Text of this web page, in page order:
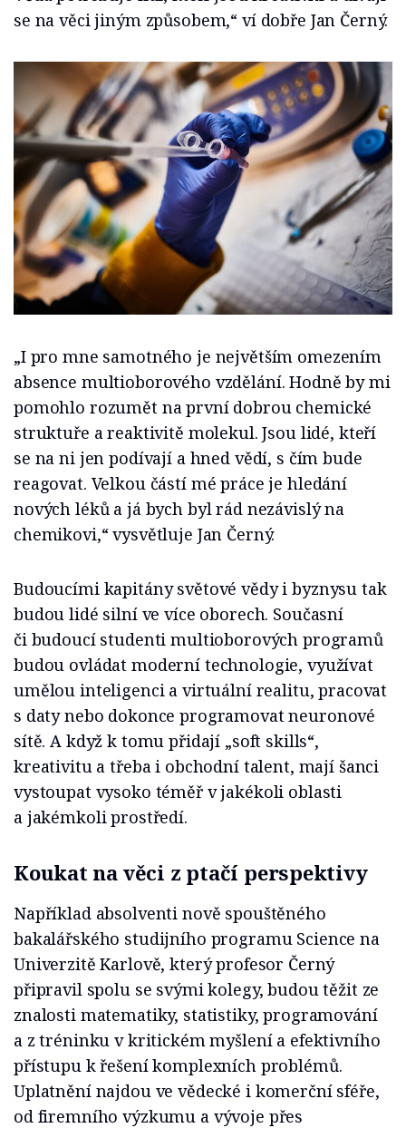
se na věci jiným způsobem,“ ví dobře Jan Černý.
„I pro mne samotného je největším omezením
absence multioborového vzdělání. Hodně by mi
pomohlo rozumět na první dobrou chemické
struktuře a reaktivitě molekul. Jsou lidé, kteří
se na ni jen podívají a hned vědí, s čím bude
reagovat. Velkou částí mé práce je hledání
nových léků a já bych byl rád nezávislý na
chemikovi,“ vysvětluje Jan Černý.
Budoucími kapitány světové vědy i byznysu tak
budou lidé silní ve více oborech. Současní
či budoucí studenti multioborových programů
budou ovládat moderní technologie, využívat
umělou inteligenci a virtuální realitu, pracovat
s daty nebo dokonce programovat neuronové
sítě. A když k tomu přidají „soft skills“,
kreativitu a třeba i obchodní talent, mají šanci
vystoupat vysoko téměř v jakékoli oblasti
a jakémkoli prostředí.
Koukat na věci z ptačí perspektivy
Například absolventi nově spouštěného
bakalářského studijního programu Science na
Univerzitě Karlově, který profesor Černý
připravil spolu se svými kolegy, budou těžit ze
znalosti matematiky, statistiky, programování
a z tréninku v kritickém myšlení a efektivního
přístupu k řešení komplexních problémů.
Uplatnění najdou ve vědecké i komerční sféře,
od firemního výzkumu a vývoje přes